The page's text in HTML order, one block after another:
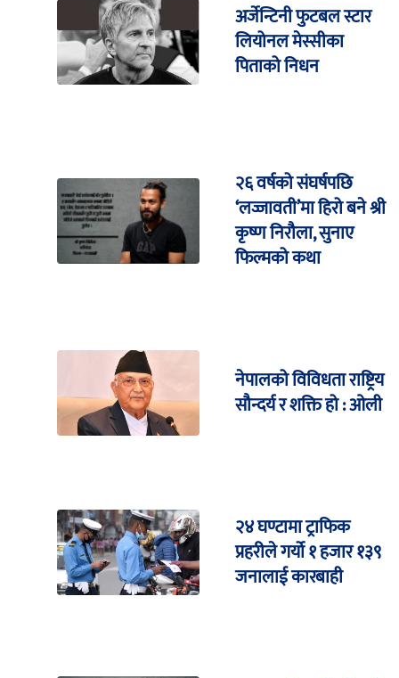
अर्जेन्टिनी फुटबल स्टार
लियोनल मेस्सीका
पिताको निधन
२६ वर्षको संघर्षपछि
‘लज्जावती’मा हिरो बने श्री
कृष्ण निरौला, सुनाए
फिल्मको कथा
नेपालको विविधता राष्ट्रिय
सौन्दर्य र शक्ति हो : ओली
२४ घण्टामा ट्राफिक
प्रहरीले गर्यो १ हजार १३९
जनालाई कारबाही